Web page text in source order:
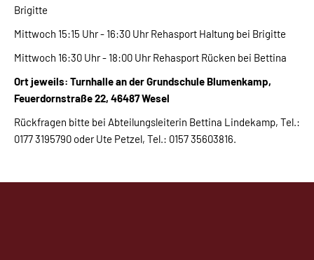
Brigitte
Mittwoch 15:15 Uhr - 16:30 Uhr Rehasport Haltung bei Brigitte
Mittwoch 16:30 Uhr - 18:00 Uhr Rehasport Rücken bei Bettina
Ort jeweils: Turnhalle an der Grundschule Blumenkamp,
Feuerdornstraße 22, 46487 Wesel
Rückfragen bitte bei Abteilungsleiterin Bettina Lindekamp, Tel.:
0177 3195790 oder Ute Petzel, Tel.: 0157 35603816.